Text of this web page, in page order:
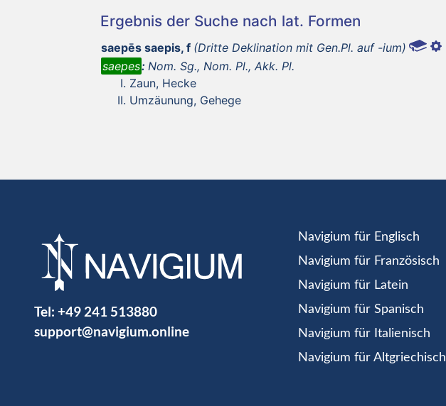
Ergebnis der Suche nach lat. Formen
saepēs saepis, f (Dritte Deklination mit Gen.Pl. auf -ium)
saepes: Nom. Sg., Nom. Pl., Akk. Pl.
Zaun, Hecke
Umzäunung, Gehege
Tel: +49 241 513880
support@navigium.online
Navigium für Englisch
Navigium für Französisch
Navigium für Latein
Navigium für Spanisch
Navigium für Italienisch
Navigium für Altgriechisch